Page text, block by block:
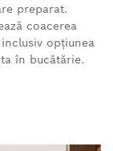
preparat.
coacerea
opțiunea
în bucătărie.